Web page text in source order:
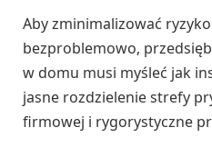
Aby zminimalizować
bezproblemowo,
w domu musi myśleć jak
jasne rozdzielenie strefy
firmowej i rygorystyczne